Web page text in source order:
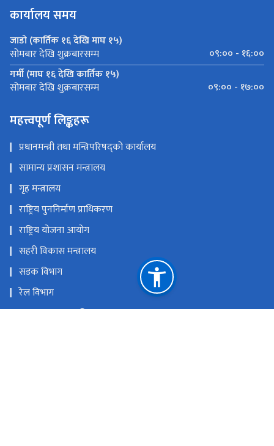
कार्यालय समय
जाडो (कार्तिक १६ देखि माघ १५)
सोमबार देखि शुक्रबारसम्म
०९:०० - १६:००
गर्मी (माघ १६ देखि कार्तिक १५)
सोमबार देखि शुक्रबारसम्म ०९:०० - १७:००
महत्त्वपूर्ण लिङ्कहरू
प्रधानमन्त्री तथा मन्त्रिपरिषद्को कार्यालय
सामान्य प्रशासन मन्त्रालय
गृह मन्त्रालय
राष्ट्रिय पुननिर्माण प्राधिकरण
राष्ट्रिय योजना आयोग
सहरी विकास मन्त्रालय
सडक विभाग
रेल विभाग
यातायात व्यवस्था विभाग